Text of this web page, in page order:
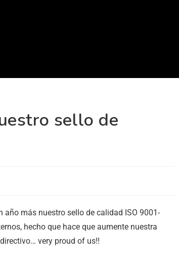
sello de
año más nuestro sello de calidad ISO 9001-
hecho que hace que aumente nuestra
very proud of us!!